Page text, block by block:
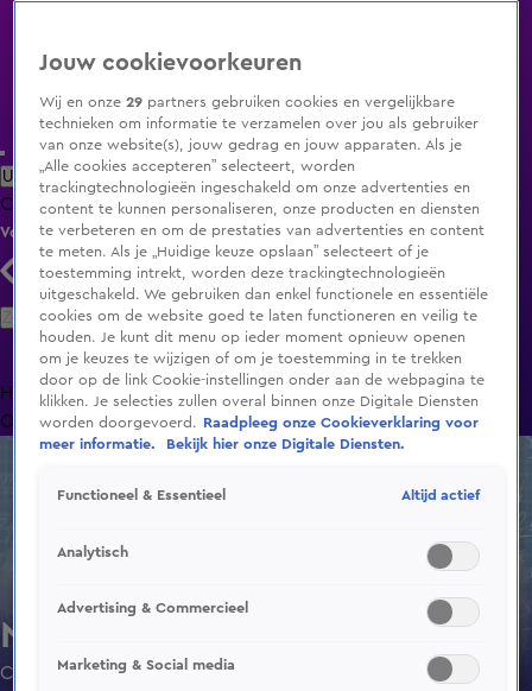
Uitzending Gemist Populaire programma's Zenders Genres
ClipsFilmsRadioSmart TV inlogShop
Volg KIJK
Zoeken
HomeUitzending Gemist Programma's De Bondgenoten
OranjezomerLivestreamsShop
Numb3rs
Charlie Eppes, wiskundige die voor de FBI werkt, gebruikt
Jouw cookievoorkeuren
Wij en onze29 partners gebruiken cookies en vergelijkbare
technieken om informatie te verzamelen over jou als gebruiker
van onze website(s), jouw gedrag en jouw apparaten. Als je
„Alle cookies accepteren” selecteert, worden
trackingtechnologieën ingeschakeld om onze advertenties en
content te kunnen personaliseren, onze producten en diensten
te verbeteren en om de prestaties van advertenties en content
te meten. Als je „Huidige keuze opslaan” selecteert of je
toestemming intrekt, worden deze trackingtechnologieën
uitgeschakeld. We gebruiken dan enkel functionele en essentiële
cookies om de website goed te laten functioneren en veilig te
houden. Je kunt dit menu op ieder moment opnieuw openen
om je keuzes te wijzigen of om je toestemming in te trekken
door op de link Cookie-instellingen onder aan de webpagina te
klikken. Je selecties zullen overal binnen onze Digitale Diensten
worden doorgevoerd.
Raadpleeg onze Cookieverklaring voor
meer informatie.
Bekijk hier onze Digitale Diensten.
Functioneel & Essentieel Altijd actief
Analytisch
Advertising & Commercieel
Marketing & Social media